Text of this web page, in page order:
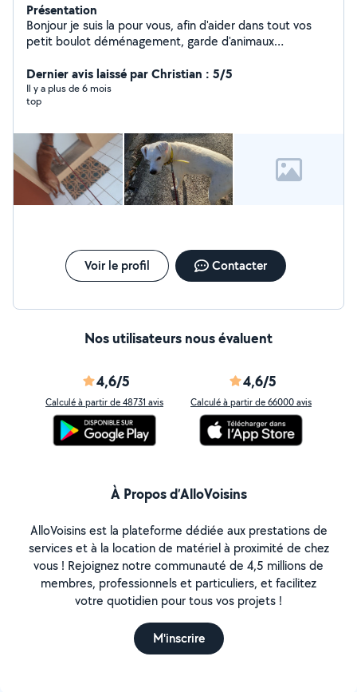
Présentation
Bonjour je suis la pour vous, afin d'aider dans tout vos
petit boulot déménagement, garde d'animaux
tous .
Dernier avis laissé par Christian : 5/5
Il y a plus de 6 mois
top
Voir le profil Contacter
Nos utilisateurs nous évaluent
4,6/5
Calculé à partir de 48731 avis
4,6/5
Calculé à partir de 66000 avis
À Propos d’AlloVoisins
AlloVoisins est la plateforme dédiée aux prestations de
services et à la location de matériel à proximité de chez
vous ! Rejoignez notre communauté de 4,5 millions de
membres, professionnels et particuliers, et facilitez
votre quotidien pour tous vos projets !
M'inscrire